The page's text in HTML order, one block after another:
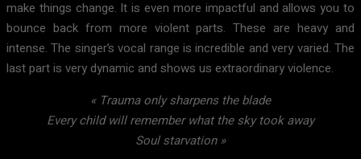
make things change. It is even more impactful and allows you to
bounce back from more violent parts. These are heavy and
intense. The singer’s vocal range is incredible and very varied. The
last part is very dynamic and shows us extraordinary violence.
« Trauma only sharpens the blade
Every child will remember what the sky took away
Soul starvation »